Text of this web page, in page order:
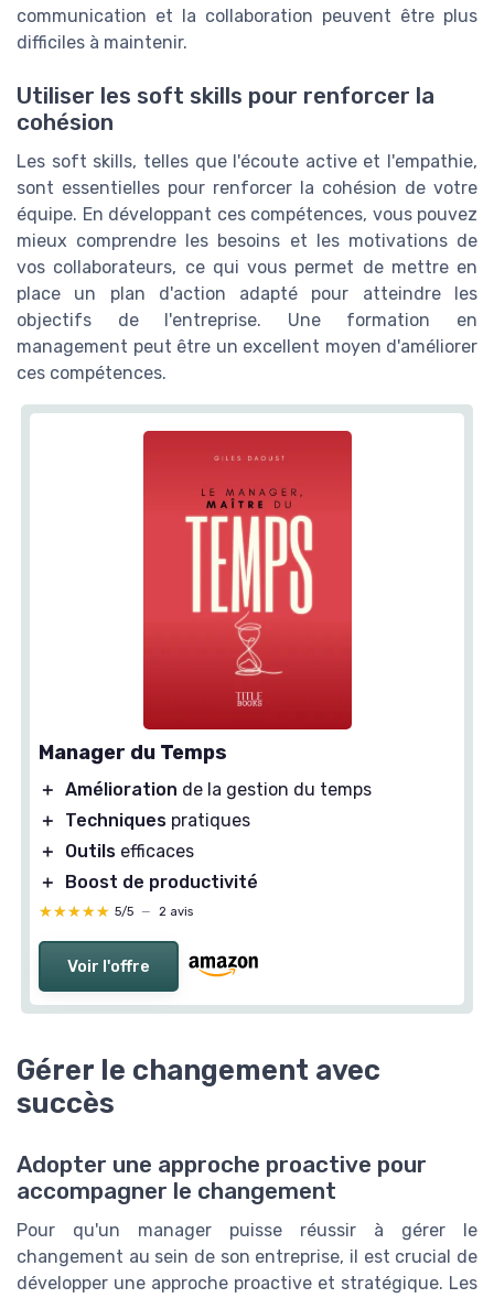
communication et la collaboration peuvent être plus
difficiles à maintenir.
Utiliser les soft skills pour renforcer la
cohésion
Les soft skills, telles que l'écoute active et l'empathie,
sont essentielles pour renforcer la cohésion de votre
équipe. En développant ces compétences, vous pouvez
mieux comprendre les besoins et les motivations de
vos collaborateurs, ce qui vous permet de mettre en
place un plan d'action adapté pour atteindre les
objectifs de l'entreprise. Une formation en
management peut être un excellent moyen d'améliorer
ces compétences.
Manager du Temps
＋ Amélioration de la gestion du temps
＋
Techniques pratiques
＋
Outils efficaces
＋
Boost de productivité
★★★★★
★★★★★ 5/5 — 2 avis
Voir l'offre
Gérer le changement avec
succès
Adopter une approche proactive pour
accompagner le changement
Pour qu'un manager puisse réussir à gérer le
changement au sein de son entreprise, il est crucial de
développer une approche proactive et stratégique. Les